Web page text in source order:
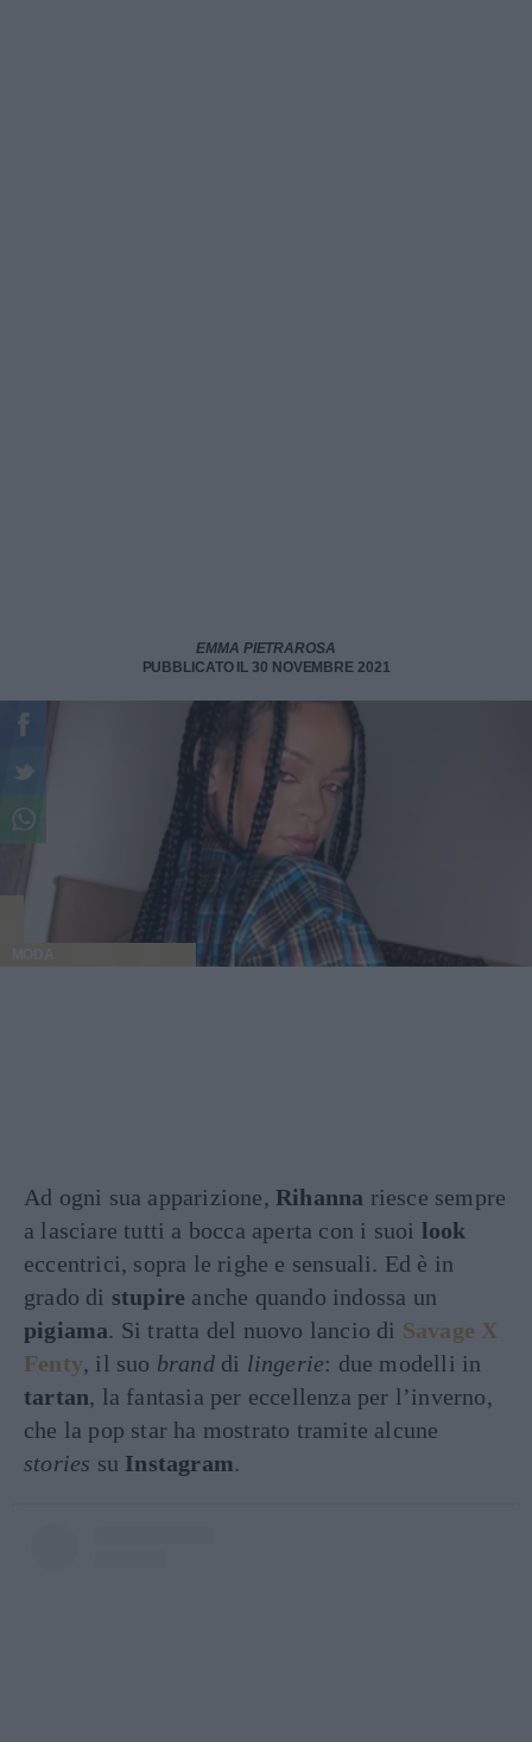
EMMA PIETRAROSA
PUBBLICATO IL 30 NOVEMBRE 2021
MODA
Ad ogni sua apparizione, Rihanna riesce sempre
a lasciare tutti a bocca aperta con i suoi look
eccentrici, sopra le righe e sensuali. Ed è in
grado di stupire anche quando indossa un
pigiama. Si tratta del nuovo lancio di Savage X
Fenty, il suo branddi lingerie: due modelli in
tartan, la fantasia per eccellenza per l’inverno,
che la pop star ha mostrato tramite alcune
stories su Instagram.